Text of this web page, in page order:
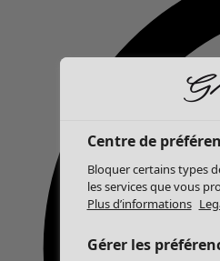
Centre de
Bloquer certains types
les services que vous
Plus d’informations
Gérer les